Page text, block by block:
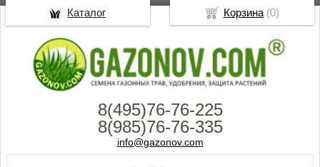
8(495)76-76-225
8(985)76-76-335
info@gazonov.com
Корзина(0)
Каталог